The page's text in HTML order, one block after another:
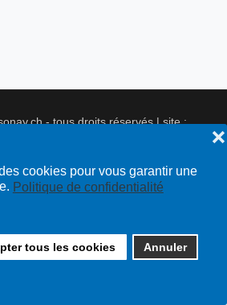
cookies pour vous garantir une
Politique de confidentialité
tous les cookies Annuler
❌
- tous droits réservés | site :